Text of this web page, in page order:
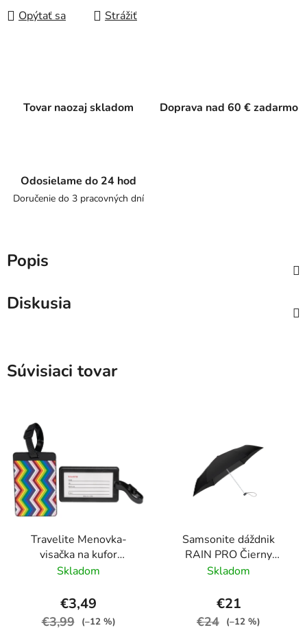
Opýtať sa Strážiť
Tovar naozaj skladom Doprava nad 60 € zadarmo
Odosielame do 24 hod
Doručenie do 3 pracovných dní
Popis
Diskusia
Súvisiaci tovar
Travelite Menovka-
visačka na kufor
Multicolor Waves
Skladom
€3,49
€3,99 (–12 %)
Samsonite dáždnik
RAIN PRO Čierny
skladací manuálny
Skladom
€21
€24 (–12 %)